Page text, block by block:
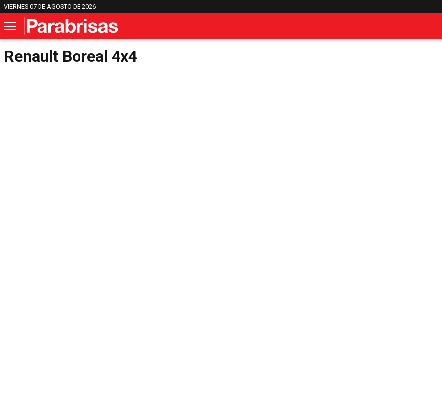
VIERNES 07 DE AGOSTO DE 2026
Renault Boreal 4x4